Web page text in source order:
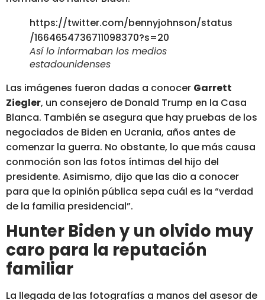
https://twitter.com/bennyjohnson/status
/1664654736711098370?s=20
Así lo informaban los medios
estadounidenses
Las imágenes fueron dadas a conocer Garrett
Ziegler, un consejero de Donald Trump en la Casa
Blanca. También se asegura que hay pruebas de los
negociados de Biden en Ucrania, años antes de
comenzar la guerra. No obstante, lo que más causa
conmoción son las fotos íntimas del hijo del
presidente. Asimismo, dijo que las dio a conocer
para que la opinión pública sepa cuál es la “verdad
de la familia presidencial”.
Hunter Biden y un olvido muy
caro para la reputación
familiar
La llegada de las fotografías a manos del asesor de